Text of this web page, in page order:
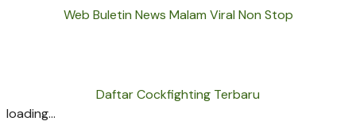
Web Buletin News Malam Viral Non Stop
Daftar Cockfighting Terbaru
loading...